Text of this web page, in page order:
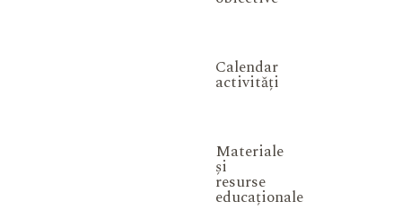
Calendar
activități
Materiale
și
resurse
educaționale